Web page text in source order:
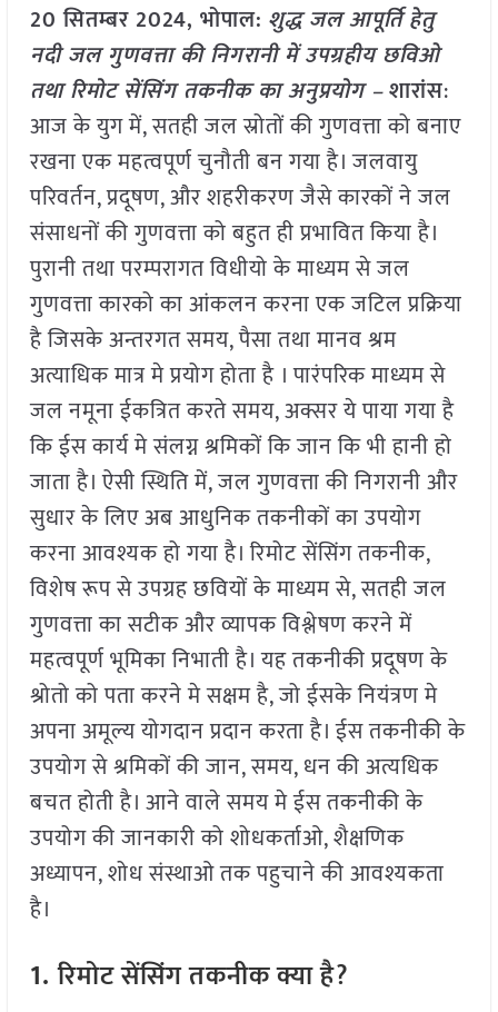
20 सितम्बर 2024, भोपाल: शुद्ध जल आपूर्ति हेतु
नदी जल गुणवत्ता की निगरानी में उपग्रहीय छविओ
तथा रिमोट सेंसिंग तकनीक का अनुप्रयोग –शारांस:
आज के युग में, सतही जल स्रोतों की गुणवत्ता को बनाए
रखना एक महत्वपूर्ण चुनौती बन गया है। जलवायु
परिवर्तन, प्रदूषण, और शहरीकरण जैसे कारकों ने जल
संसाधनों की गुणवत्ता को बहुत ही प्रभावित किया है।
पुरानी तथा परम्परागत विधीयो के माध्यम से जल
गुणवत्ता कारको का आंकलन करना एक जटिल प्रक्रिया
है जिसके अन्तरगत समय, पैसा तथा मानव श्रम
अत्याधिक मात्र मे प्रयोग होता है । पारंपरिक माध्यम से
जल नमूना ईकत्रित करते समय, अक्सर ये पाया गया है
कि ईस कार्य मे संलग्न श्रमिकों कि जान कि भी हानी हो
जाता है। ऐसी स्थिति में, जल गुणवत्ता की निगरानी और
सुधार के लिए अब आधुनिक तकनीकों का उपयोग
करना आवश्यक हो गया है। रिमोट सेंसिंग तकनीक,
विशेष रूप से उपग्रह छवियों के माध्यम से, सतही जल
गुणवत्ता का सटीक और व्यापक विश्लेषण करने में
महत्वपूर्ण भूमिका निभाती है। यह तकनीकी प्रदूषण के
श्रोतो को पता करने मे सक्षम है, जो ईसके नियंत्रण मे
अपना अमूल्य योगदान प्रदान करता है। ईस तकनीकी के
उपयोग से श्रमिकों की जान, समय, धन की अत्यधिक
बचत होती है। आने वाले समय मे ईस तकनीकी के
उपयोग की जानकारी को शोधकर्ताओ, शैक्षणिक
अध्यापन, शोध संस्थाओ तक पहुचाने की आवश्यकता
है।
1.रिमोट सेंसिंग तकनीक क्या है?